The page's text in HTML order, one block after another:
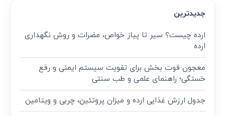
جدیدترین
ارده چیست؟ سیر تا پیاز خواص، مضرات و روش نگهداری
ارده
معجون قوت‌ بخش برای تقویت سیستم ایمنی و رفع
خستگی؛ راهنمای علمی و طب سنتی
جدول ارزش غذایی ارده و میزان پروتئین، چربی و ویتامین